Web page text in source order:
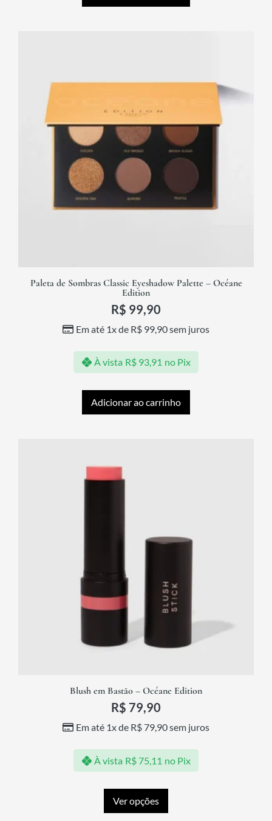
Paleta de Sombras Classic Eyeshadow Palette – Océane
Edition
R$ 99,90
Em até 1x de R$ 99,90sem juros
À vista R$93,91 no Pix
Adicionar ao carrinho
Blush em Bastão – Océane Edition
R$ 79,90
Em até 1x de R$ 79,90sem juros
À vista R$75,11 no Pix
Ver opções